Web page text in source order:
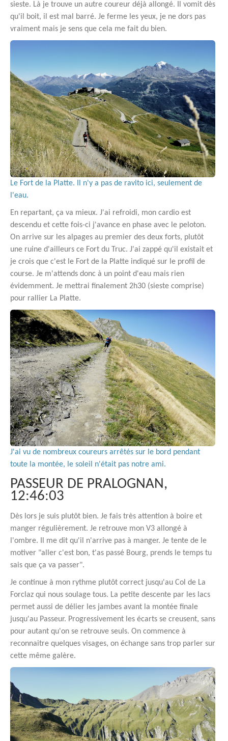
sieste. Là je trouve un autre coureur déjà allongé. Il vomit dès
qu'il boit, il est mal barré. Je ferme les yeux, je ne dors pas
vraiment mais je sens que cela me fait du bien.
Le Fort de la Platte. Il n'y a pas de ravito ici, seulement de
l'eau.
En repartant, ça va mieux. J'ai refroidi, mon cardio est
descendu et cette fois-ci j'avance en phase avec le peloton.
On arrive sur les alpages au premier des deux forts, plutôt
une ruine d'ailleurs ce Fort du Truc. J'ai zappé qu'il existait et
je crois que c'est le Fort de la Platte indiqué sur le profil de
course. Je m'attends donc à un point d'eau mais rien
évidemment. Je mettrai finalement 2h30 (sieste comprise)
pour rallier La Platte.
J'ai vu de nombreux coureurs arrêtés sur le bord pendant
toute la montée, le soleil n'était pas notre ami.
PASSEUR DE PRALOGNAN,
12:46:03
Dès lors je suis plutôt bien. Je fais très attention à boire et
manger régulièrement. Je retrouve mon V3 allongé à
l'ombre. Il me dit qu'il n'arrive pas à manger. Je tente de le
motiver "aller c'est bon, t'as passé Bourg, prends le temps tu
sais que ça va passer".
Je continue à mon rythme plutôt correct jusqu'au Col de La
Forclaz qui nous soulage tous. La petite descente par les lacs
permet aussi de délier les jambes avant la montée finale
jusqu'au Passeur. Progressivement les écarts se creusent, sans
pour autant qu'on se retrouve seuls. On commence à
reconnaitre quelques visages, on échange sans trop parler sur
cette même galère.